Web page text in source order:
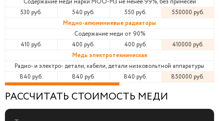
Содержание меди марки МОО-М3 не менее 99%, без примесей
530 руб.
540 руб. 550 руб.
550000 руб.
Медно-алюминиевые радиаторы
Содержание меди от 90%
410 руб.
400 руб. 400 руб.
410000 руб.
Медь электротехническая
Радио- и электро- детали, кабели, детали низковольтной аппаратуры
840 руб.
840 руб. 840 руб. 850000 руб.
РАССЧИТАТЬ СТОИМОСТЬ МЕДИ